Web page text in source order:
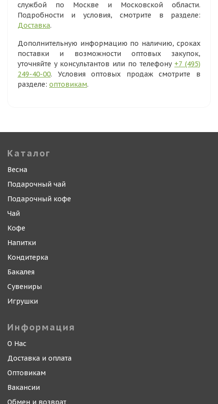
службой по Москве и Московской области.
Подробности и условия, смотрите в разделе:
Доставка.
Дополнительную информацию по наличию, сроках
поставки и возможности оптовых закупок,
уточняйте у консультантов или по телефону +7 (495)
249-40-00. Условия оптовых продаж смотрите в
разделе: оптовикам.
Каталог
Весна
Подарочный чай
Подарочный кофе
Чай
Кофе
Напитки
Кондитерка
Бакалея
Сувениры
Игрушки
Информация
О Нас
Доставка и оплата
Оптовикам
Вакансии
Обмен и возврат